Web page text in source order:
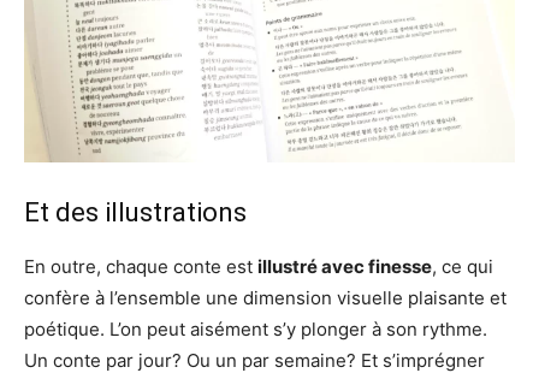
Et des illustrations
En outre, chaque conte est illustré avec finesse, ce qui
confère à l’ensemble une dimension visuelle plaisante et
poétique. L’on peut aisément s’y plonger à son rythme.
Un conte par jour? Ou un par semaine? Et s’imprégner